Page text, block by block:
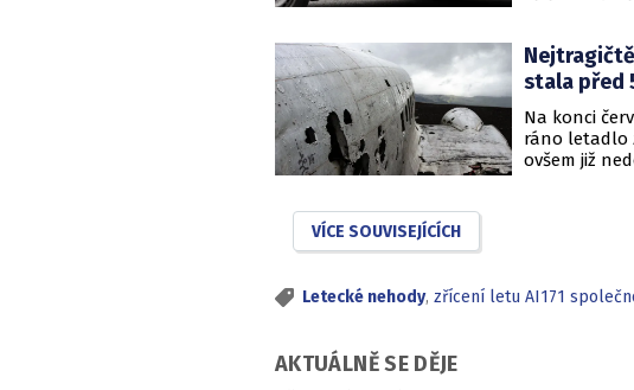
stala před
Na konci
ráno letadlo
ovšem již
VÍCE SOUVISEJÍCÍCH
Letecké nehody, zřícení letu AI171
AKTUÁLNĚ SE DĚJE